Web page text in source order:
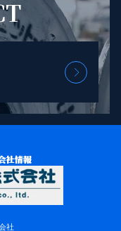
社情報
社